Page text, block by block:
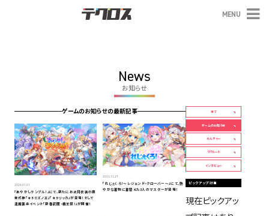
MENU
News
お知らせ
ゲームのお知らせの最新記事
2024.01.01
『あやかしランブル！』にて、新たにお正月衣装の限
定式神「★5 ミズノエ」「★5 リッカ」が登場！そして
逢魔襲来イベント「新春武闘・覇王祭！」が開催！
2023.12.27
「れじぇくろ！～レジェンド・クローバー～」にて、艶
やかな着物に着替えた3人のマスターが登場！
全て
ゲームのお知らせ
カルチャー
リクルート
インタビュー
ピックアップ記事
現在ピックアッ